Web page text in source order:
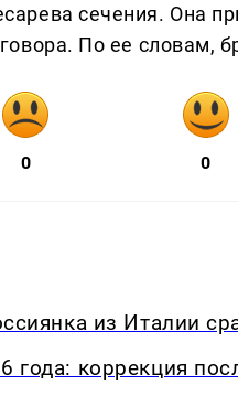
сечения. Она
По ее словам,
0 0
из Италии
года: коррекция